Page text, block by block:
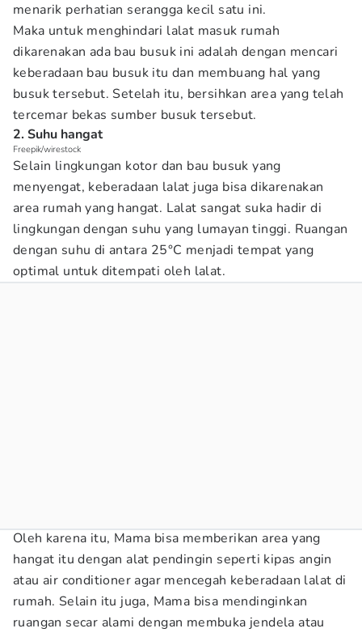
menarik perhatian serangga kecil satu ini.
Maka untuk menghindari lalat masuk rumah
dikarenakan ada bau busuk ini adalah dengan mencari
keberadaan bau busuk itu dan membuang hal yang
busuk tersebut. Setelah itu, bersihkan area yang telah
tercemar bekas sumber busuk tersebut.
2. Suhu hangat
Freepik/wirestock
Selain lingkungan kotor dan bau busuk yang
menyengat, keberadaan lalat juga bisa dikarenakan
area rumah yang hangat. Lalat sangat suka hadir di
lingkungan dengan suhu yang lumayan tinggi. Ruangan
dengan suhu di antara 25°C menjadi tempat yang
optimal untuk ditempati oleh lalat.
Oleh karena itu, Mama bisa memberikan area yang
hangat itu dengan alat pendingin seperti kipas angin
atau air conditioner agar mencegah keberadaan lalat di
rumah. Selain itu juga, Mama bisa mendinginkan
ruangan secar alami dengan membuka jendela atau